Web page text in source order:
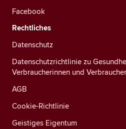
Facebook
Rechtliches
Datenschutz
Datenschutzrichtlinie zu
Verbraucherinnen und
AGB
Cookie-Richtlinie
Geistiges Eigentum